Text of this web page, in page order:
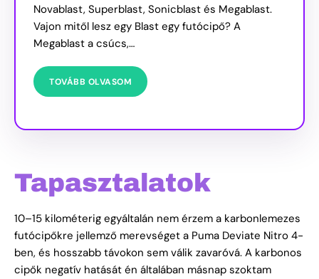
Novablast, Superblast, Sonicblast és Megablast.
Vajon mitől lesz egy Blast egy futócipő? A
Megablast a csúcs,…
TOVÁBB OLVASOM
Tapasztalatok
10–15 kilométerig egyáltalán nem érzem a karbonlemezes
futócipőkre jellemző merevséget a Puma Deviate Nitro 4-
ben, és hosszabb távokon sem válik zavaróvá. A karbonos
cipők negatív hatását én általában másnap szoktam